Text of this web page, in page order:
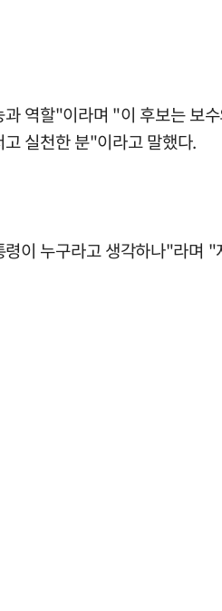
역할"이라며 "이 후보는 보
실천한 분"이라고 말했다.
이 누구라고 생각하나"라며